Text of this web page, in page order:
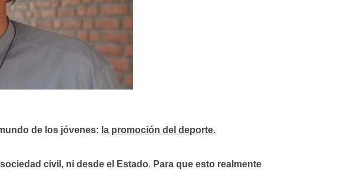
de los jóvenes: la promoción del deporte.
civil, ni desde el Estado. Para que esto realmente